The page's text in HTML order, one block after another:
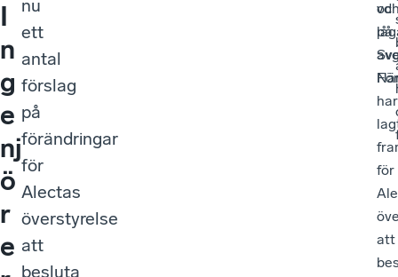
I
n
g
e
nj
ö
r
e
nu
ett
antal
förslag
på
förändringar
för
Alectas
överstyrelse
att
besluta
har
för
att
vd
på